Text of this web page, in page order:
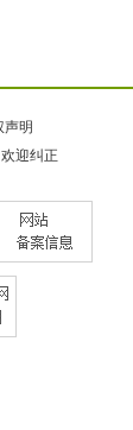
声明
迎纠正